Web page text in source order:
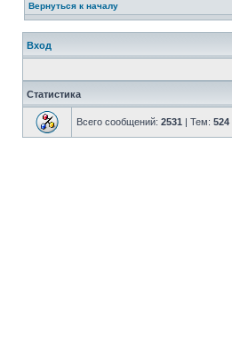
Вернуться к началу
Вход
Статистика
Всего сообщений: 2531 | Тем: 524